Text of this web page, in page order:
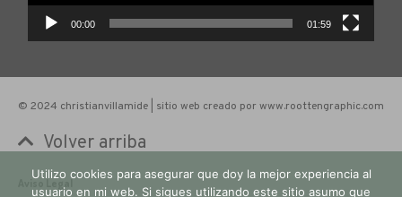
00:00 01:59
© 2024 christianvillamide | sitio web creado por www.roottengraphic.com
Volver arriba
Aviso Legal
Utilizo cookies para asegurar que doy la mejor experiencia al
usuario en mi web. Si sigues utilizando este sitio asumo que